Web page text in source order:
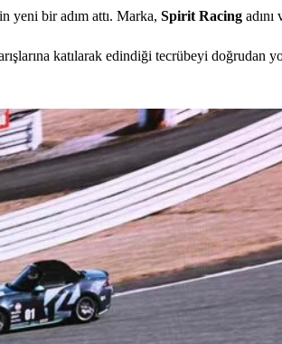
yeni bir adım attı. Marka, Spirit Racing
katılarak edindiği tecrübeyi doğrudan